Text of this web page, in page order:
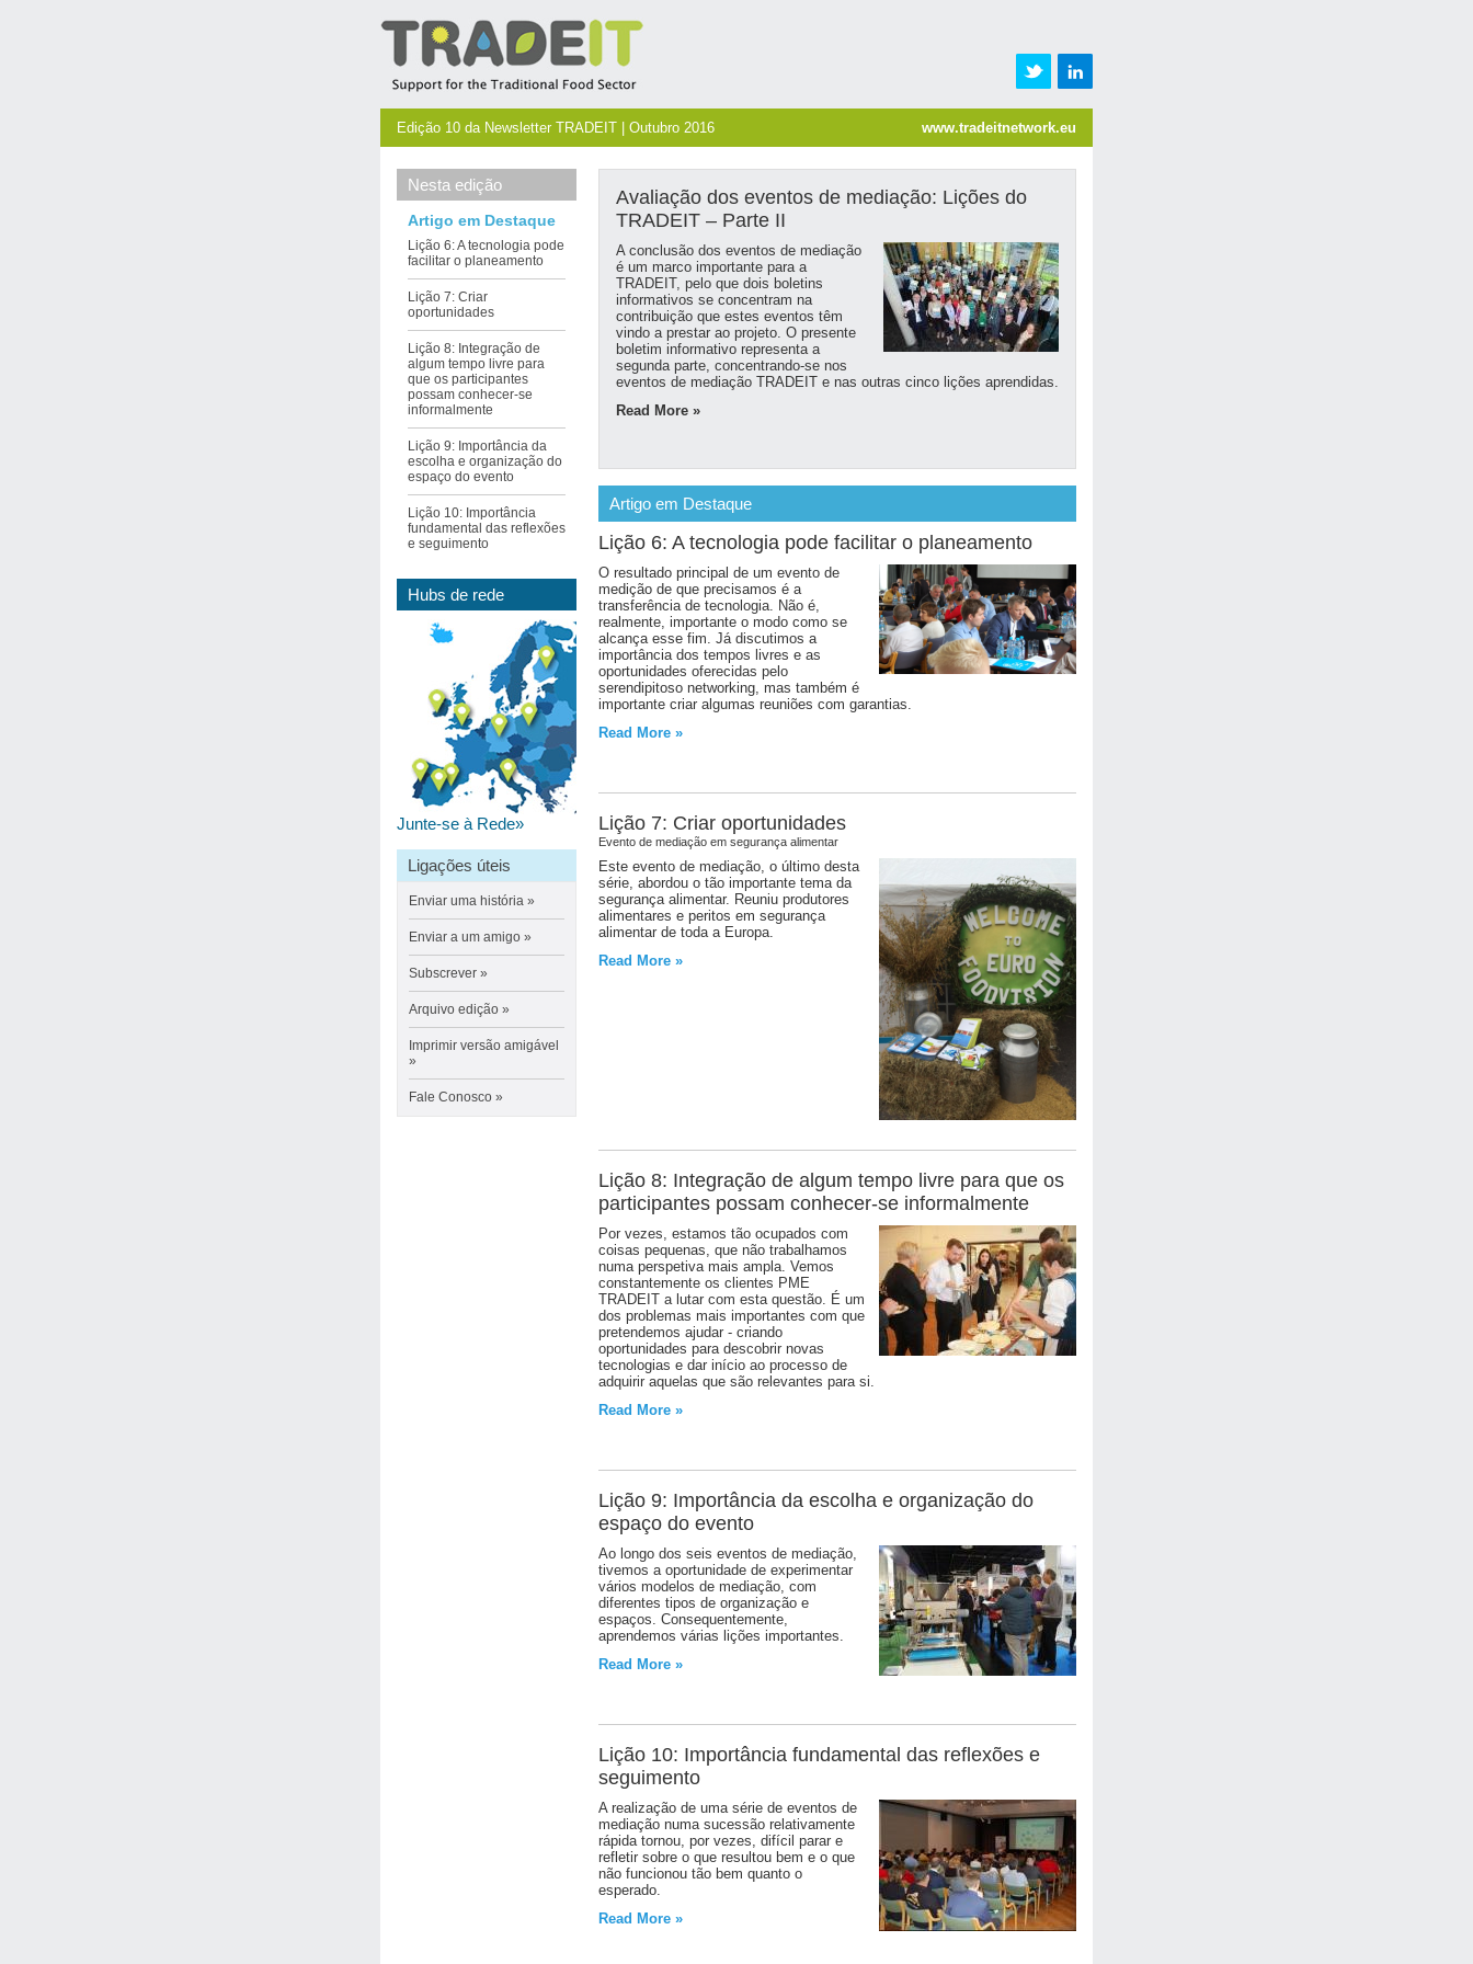
Edição 10 da Newsletter TRADEIT | Outubro 2016 www.tradeitnetwork.eu
Nesta edição
Artigo em Destaque
Lição 6: A tecnologia pode
facilitar o planeamento
Lição 7: Criar
oportunidades
Lição 8: Integração de
algum tempo livre para
que os participantes
possam conhecer-se
informalmente
Lição 9: Importância da
escolha e organização do
espaço do evento
Lição 10: Importância
fundamental das reflexões
e seguimento
Hubs de rede
Junte-se à Rede»
Ligações úteis
Enviar uma história »
Enviar a um amigo »
Subscrever »
Arquivo edição »
Imprimir versão amigável
»
Fale Conosco »
Avaliação dos eventos de mediação: Lições do
TRADEIT – Parte II
A conclusão dos eventos de mediação
é um marco importante para a
TRADEIT, pelo que dois boletins
informativos se concentram na
contribuição que estes eventos têm
vindo a prestar ao projeto. O presente
boletim informativo representa a
segunda parte, concentrando-se nos
eventos de mediação TRADEIT e nas outras cinco lições aprendidas.
Read More »
Artigo em Destaque
Lição 6: A tecnologia pode facilitar o planeamento
O resultado principal de um evento de
medição de que precisamos é a
transferência de tecnologia. Não é,
realmente, importante o modo como se
alcança esse fim. Já discutimos a
importância dos tempos livres e as
oportunidades oferecidas pelo
serendipitoso networking, mas também é
importante criar algumas reuniões com garantias.
Read More »
Lição 7: Criar oportunidades
Evento de mediação em segurança alimentar
Este evento de mediação, o último desta
série, abordou o tão importante tema da
segurança alimentar. Reuniu produtores
alimentares e peritos em segurança
alimentar de toda a Europa.
Read More »
Lição 8: Integração de algum tempo livre para que os
participantes possam conhecer-se informalmente
Por vezes, estamos tão ocupados com
coisas pequenas, que não trabalhamos
numa perspetiva mais ampla. Vemos
constantemente os clientes PME
TRADEIT a lutar com esta questão. É um
dos problemas mais importantes com que
pretendemos ajudar - criando
oportunidades para descobrir novas
tecnologias e dar início ao processo de
adquirir aquelas que são relevantes para si.
Read More »
Lição 9: Importância da escolha e organização do
espaço do evento
Ao longo dos seis eventos de mediação,
tivemos a oportunidade de experimentar
vários modelos de mediação, com
diferentes tipos de organização e
espaços. Consequentemente,
aprendemos várias lições importantes.
Read More »
Lição 10: Importância fundamental das reflexões e
seguimento
A realização de uma série de eventos de
mediação numa sucessão relativamente
rápida tornou, por vezes, difícil parar e
refletir sobre o que resultou bem e o que
não funcionou tão bem quanto o
esperado.
Read More »